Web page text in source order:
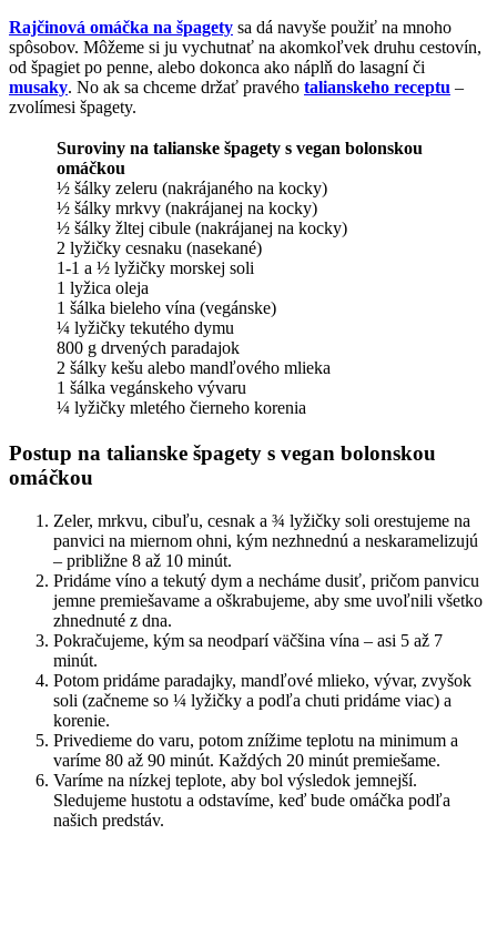
Rajčinová omáčka na špagety sa dá navyše použiť na mnoho
spôsobov. Môžeme si ju vychutnať na akomkoľvek druhu cestovín,
od špagiet po penne, alebo dokonca ako náplň do lasagní či
musaky. No ak sa chceme držať pravého talianskeho receptu –
zvolímesi špagety.
Suroviny na talianske špagety s vegan bolonskou
omáčkou
½ šálky zeleru (nakrájaného na kocky)
½ šálky mrkvy (nakrájanej na kocky)
½ šálky žltej cibule (nakrájanej na kocky)
2 lyžičky cesnaku (nasekané)
1-1 a ½ lyžičky morskej soli
1 lyžica oleja
1 šálka bieleho vína (vegánske)
¼ lyžičky tekutého dymu
800 g drvených paradajok
2 šálky kešu alebo mandľového mlieka
1 šálka vegánskeho vývaru
¼ lyžičky mletého čierneho korenia
Postup na talianske špagety s vegan bolonskou
omáčkou
Zeler, mrkvu, cibuľu, cesnak a ¾ lyžičky soli orestujeme na
panvici na miernom ohni, kým nezhnednú a neskaramelizujú
– približne 8 až 10 minút.
Pridáme víno a tekutý dym a necháme dusiť, pričom panvicu
jemne premiešavame a oškrabujeme, aby sme uvoľnili všetko
zhnednuté z dna.
Pokračujeme, kým sa neodparí väčšina vína – asi 5 až 7
minút.
Potom pridáme paradajky, mandľové mlieko, vývar, zvyšok
soli (začneme so ¼ lyžičky a podľa chuti pridáme viac) a
korenie.
Privedieme do varu, potom znížime teplotu na minimum a
varíme 80 až 90 minút. Každých 20 minút premiešame.
Varíme na nízkej teplote, aby bol výsledok jemnejší.
Sledujeme hustotu a odstavíme, keď bude omáčka podľa
našich predstáv.